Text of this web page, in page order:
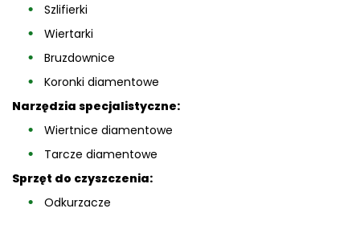
Szlifierki
Wiertarki
Bruzdownice
Koronki diamentowe
Narzędzia specjalistyczne:
Wiertnice diamentowe
Tarcze diamentowe
Sprzęt do czyszczenia:
Odkurzacze